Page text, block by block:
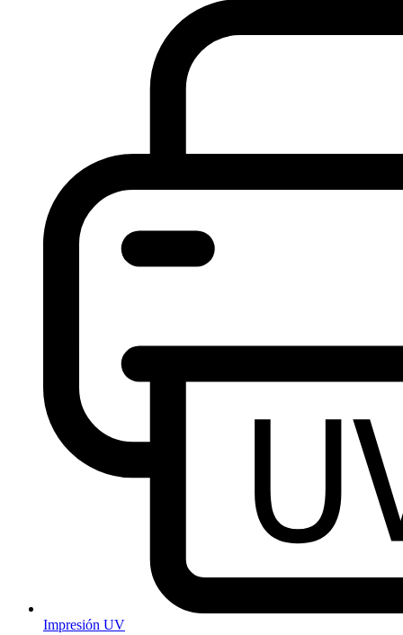
Impresión UV